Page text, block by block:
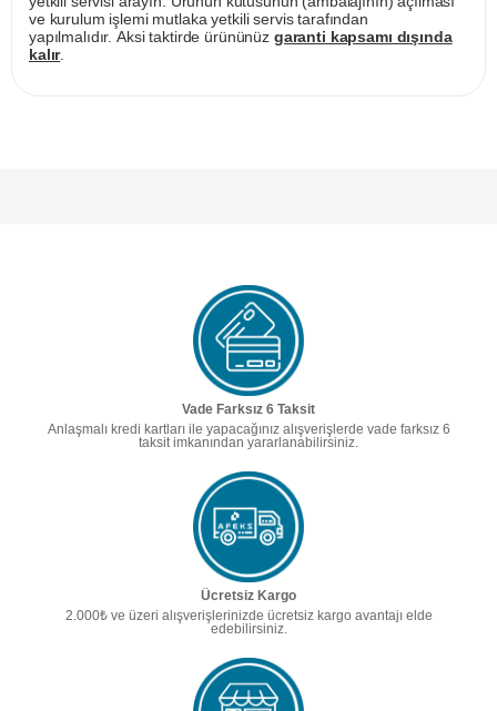
ve kurulum işlemi mutlaka yetkili servis tarafından
yapılmalıdır. Aksi taktirde ürününüz garanti kapsamı dışında
kalır.
Vade Farksız 6 Taksit
Anlaşmalı kredi kartları ile yapacağınız alışverişlerde vade farksız 6
taksit imkanından yararlanabilirsiniz.
Ücretsiz Kargo
2.000₺ ve üzeri alışverişlerinizde ücretsiz kargo avantajı elde
edebilirsiniz.